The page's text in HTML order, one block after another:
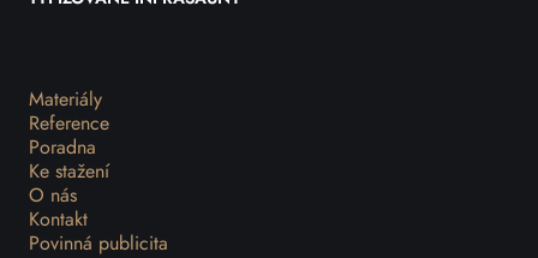
Materiály
Reference
Poradna
Ke stažení
O nás
Kontakt
Povinná publicita